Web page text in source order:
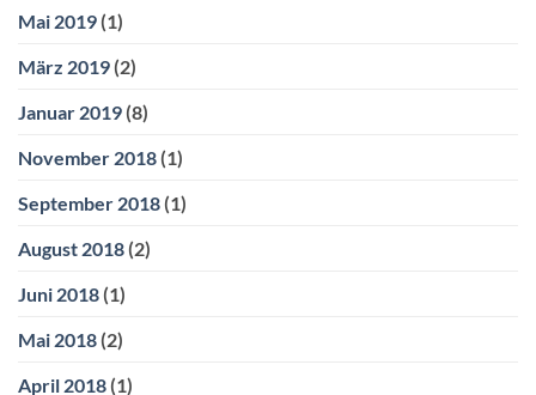
Mai 2019 (1)
März 2019 (2)
Januar 2019 (8)
November 2018 (1)
September 2018 (1)
August 2018 (2)
Juni 2018 (1)
Mai 2018 (2)
April 2018 (1)